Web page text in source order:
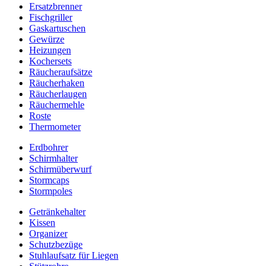
Ersatzbrenner
Fischgriller
Gaskartuschen
Gewürze
Heizungen
Kochersets
Räucheraufsätze
Räucherhaken
Räucherlaugen
Räuchermehle
Roste
Thermometer
Erdbohrer
Schirmhalter
Schirmüberwurf
Stormcaps
Stormpoles
Getränkehalter
Kissen
Organizer
Schutzbezüge
Stuhlaufsatz für Liegen